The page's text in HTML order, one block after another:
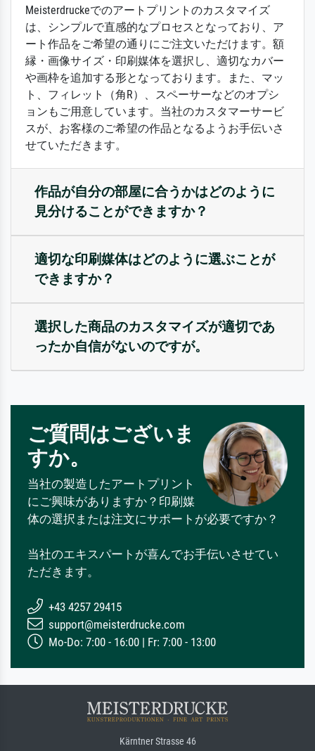
Meisterdruckeでのアートプリントのカスタマイズ
は、シンプルで直感的なプロセスとなっており、ア
ート作品をご希望の通りにご注文いただけます。額
縁・画像サイズ・印刷媒体を選択し、適切なカバー
や画枠を追加する形となっております。また、マッ
ト、フィレット（角R）、スペーサーなどのオプシ
ョンもご用意しています。当社のカスタマーサービ
スが、お客様のご希望の作品となるようお手伝いさ
せていただきます。
作品が自分の部屋に合うかはどのように
見分けることができますか？
適切な印刷媒体はどのように選ぶことが
できますか？
選択した商品のカスタマイズが適切であ
ったか自信がないのですが。
ご質問はございま
すか。
当社の製造したアートプリント
にご興味がありますか？印刷媒
体の選択または注文にサポートが必要ですか？
当社のエキスパートが喜んでお手伝いさせてい
ただきます。
+43 4257 29415
support@meisterdrucke.com
Mo-Do: 7:00 - 16:00 | Fr: 7:00 - 13:00
Kärntner Strasse 46